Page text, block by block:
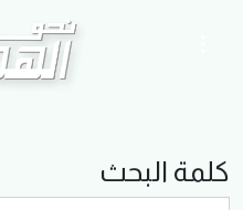
كلمة البحث